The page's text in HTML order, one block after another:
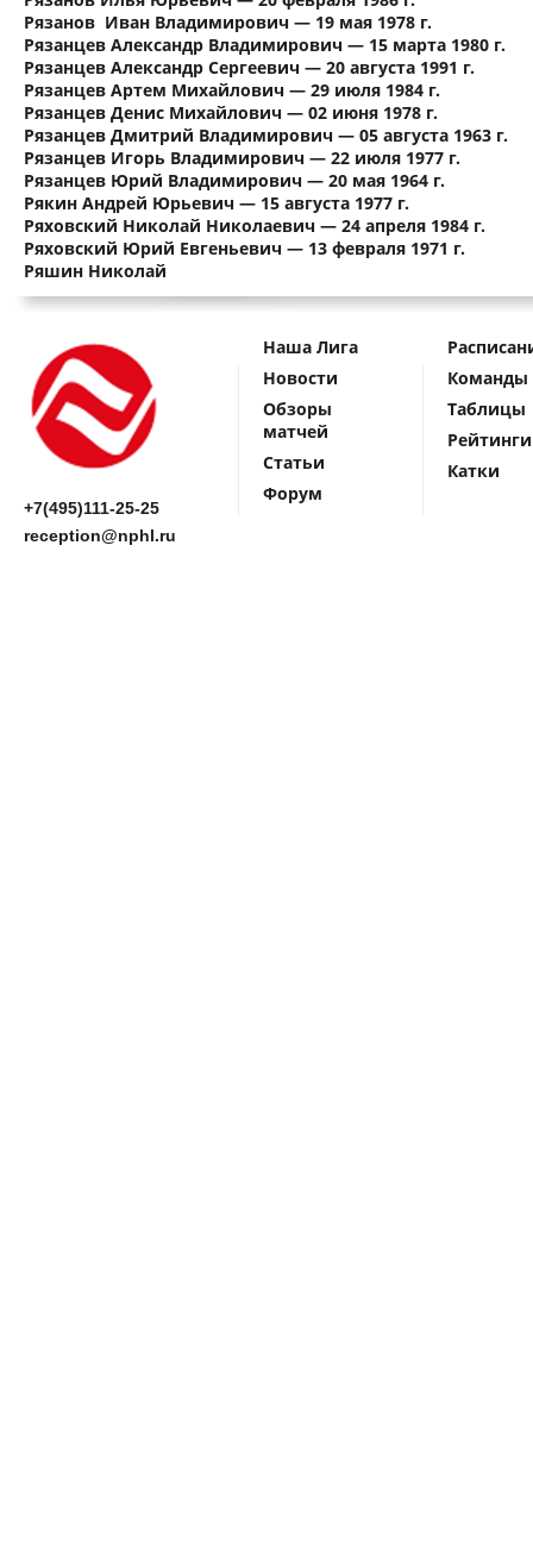
Рязанов Иван Владимирович — 19 мая 1978 г.
Рязанцев Александр Владимирович — 15 марта 1980 г.
Рязанцев Александр Сергеевич — 20 августа 1991 г.
Рязанцев Артем Михайлович — 29 июля 1984 г.
Рязанцев Денис Михайлович — 02 июня 1978 г.
Рязанцев Дмитрий Владимирович — 05 августа 1963 г.
Рязанцев Игорь Владимирович — 22 июля 1977 г.
Рязанцев Юрий Владимирович — 20 мая 1964 г.
Рякин Андрей Юрьевич — 15 августа 1977 г.
Ряховский Николай Николаевич — 24 апреля 1984 г.
Ряховский Юрий Евгеньевич — 13 февраля 1971 г.
Ряшин Николай
+7(495)111-25-25
reception@nphl.ru
Наша Лига
Новости
Обзоры
матчей
Статьи
Форум
Команды
Таблицы
Рейтинги
Катки